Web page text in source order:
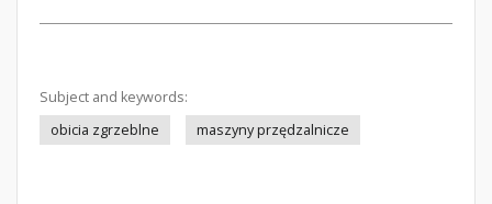
Subject and keywords:
obicia zgrzeblne
maszyny przędzalnicze